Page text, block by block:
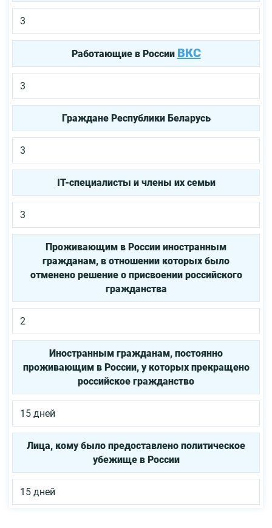
3
Работающие в России ВКС
3
Граждане Республики Беларусь
3
IT-специалисты и члены их семьи
3
Проживающим в России иностранным
гражданам, в отношении которых было
отменено решение о присвоении российского
гражданства
2
Иностранным гражданам, постоянно
проживающим в России, у которых прекращено
российское гражданство
15 дней
Лица, кому было предоставлено политическое
убежище в России
15 дней